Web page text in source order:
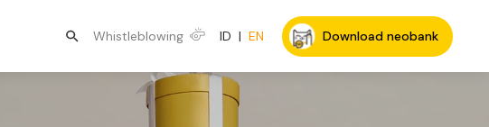
Whistleblowing ID | EN Download neobank